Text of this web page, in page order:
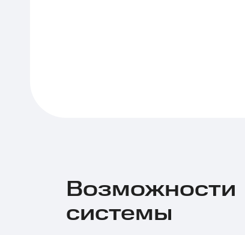
Возможности
системы